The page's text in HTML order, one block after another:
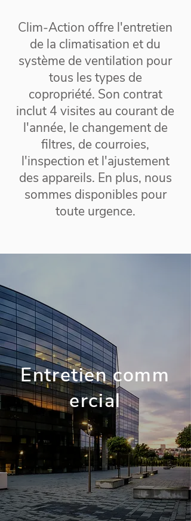
Clim-Action offre l'entretien
de la climatisation et du
système de ventilation pour
tous les types de
copropriété. Son contrat
inclut 4 visites au courant de
l'année, le changement de
filtres, de courroies,
l'inspection et l'ajustement
des appareils. En plus, nous
sommes disponibles pour
toute urgence.
Entretien comm
ercial